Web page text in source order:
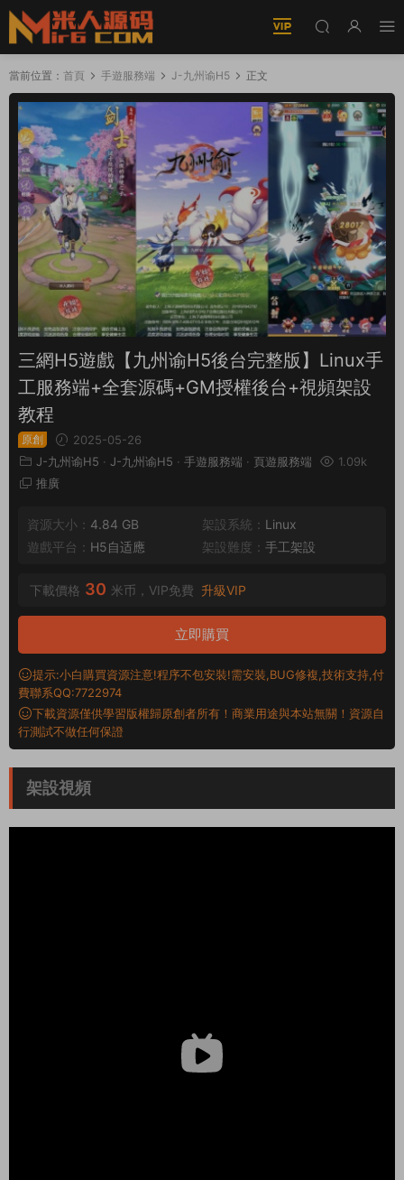
當前位置： 首頁 手遊服務端 J-九州谕H5 正文
三網H5遊戲【九州谕H5後台完整版】Linux手
工服務端+全套源碼+GM授權後台+視頻架設
教程
原創
2025-05-26
J-九州谕H5 · J-九州谕H5 · 手遊服務端 · 頁遊服務端
1.09k
推廣
資源大小： 4.84 GB 架設系統： Linux
遊戲平台： H5自适應 架設難度： 手工架設
下載價格 30 米币，VIP免費 升級VIP
立即購買
提示:小白購買資源注意!程序不包安裝!需安裝,BUG修複,技術支持,付
費聯系QQ:7722974
下載資源僅供學習版權歸原創者所有！商業用途與本站無關！資源自
行測試不做任何保證
架設視頻